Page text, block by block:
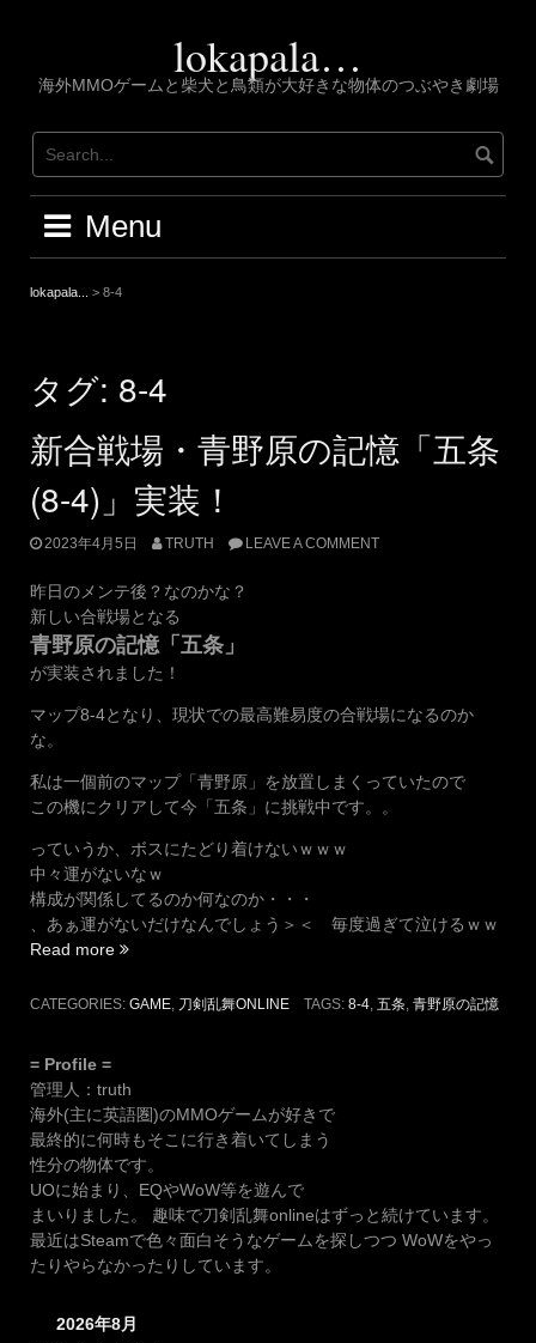
lokapala…
海外MMOゲームと柴犬と鳥類が大好きな物体のつぶやき劇場
Menu
lokapala... > 8-4
タグ: 8-4
新合戦場・青野原の記憶「五条
(8-4)」実装！
2023年4月5日 TRUTH LEAVE A COMMENT
昨日のメンテ後？なのかな？
新しい合戦場となる
青野原の記憶「五条」
が実装されました！
マップ8-4となり、現状での最高難易度の合戦場になるのか
な。
私は一個前のマップ「青野原」を放置しまくっていたので
この機にクリアして今「五条」に挑戦中です。。
っていうか、ボスにたどり着けないｗｗｗ
中々運がないなｗ
構成が関係してるのか何なのか・・・
、あぁ運がないだけなんでしょう＞＜ 毎度過ぎて泣けるｗｗ
Read more “新
戦
原
の
記
憶
「五
条
(8-
4)」
装！”
CATEGORIES: GAME 刀剣乱舞ONLINE TAGS: 8-4, 五条 青野原の記憶
= Profile =
管理人：truth
海外(主に英語圏)のMMOゲームが好きで
最終的に何時もそこに行き着いてしまう
性分の物体です。
UOに始まり、EQやWoW等を遊んで
まいりました。 趣味で刀剣乱舞onlineはずっと続けています。
最近はSteamで色々面白そうなゲームを探しつつ WoWをやっ
たりやらなかったりしています。
2026年8月